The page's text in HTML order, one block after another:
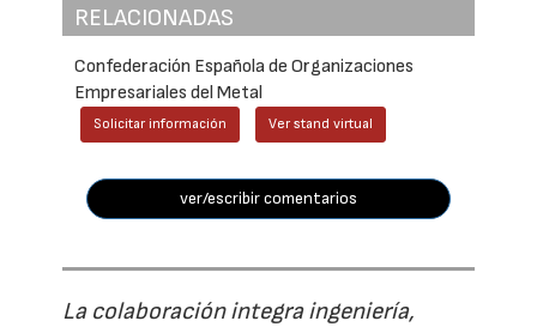
RELACIONADAS
Confederación Española de Organizaciones
Empresariales del Metal
Solicitar información Ver stand virtual
ver/escribir comentarios
La colaboración integra ingeniería,